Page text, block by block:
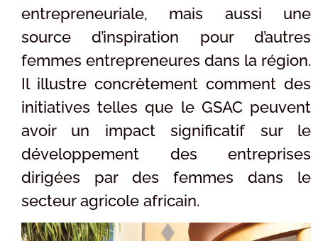
entrepreneuriale, mais aussi une
source d’inspiration pour d’autres
femmes entrepreneures dans la région.
Il illustre concrètement comment des
initiatives telles que le GSAC peuvent
avoir un impact significatif sur le
développement des entreprises
dirigées par des femmes dans le
secteur agricole africain.